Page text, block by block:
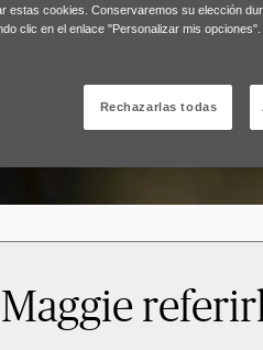
estas cookies. Conservaremos su elección
clic en el enlace "Personalizar mis opciones".
Rechazarlas todas